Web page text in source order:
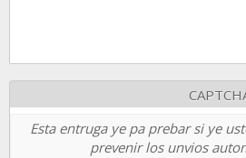
Esta entruga ye pa prebar si ye
prevenir los unvios